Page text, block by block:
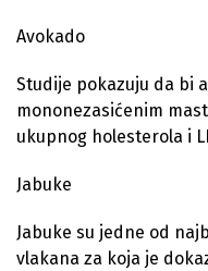
Avokado
Studije pokazuju da bi
mononezasićenim
ukupnog holesterola i
Jabuke
Jabuke su jedne od
vlakana za koja je